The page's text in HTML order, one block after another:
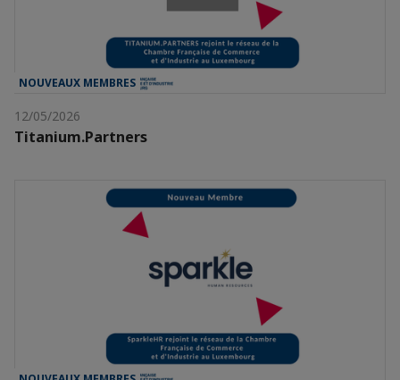
NOUVEAUX MEMBRES
12/05/2026
Titanium.Partners